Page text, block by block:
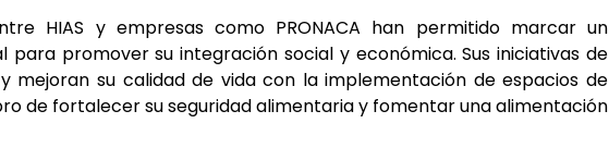
HIAS y empresas como PRONACA han permitido marcar un
promover su integración social y económica. Sus iniciativas de
mejoran su calidad de vida con la implementación de espacios de
de fortalecer su seguridad alimentaria y fomentar una alimentación